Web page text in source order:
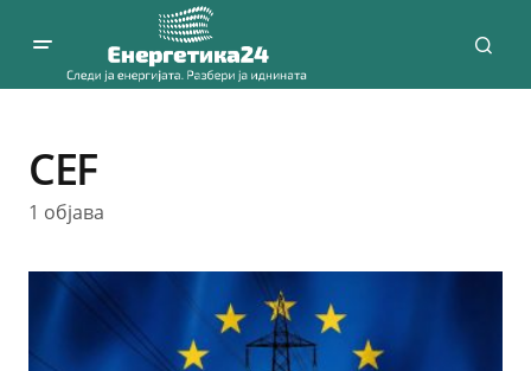
CEF
1 објава